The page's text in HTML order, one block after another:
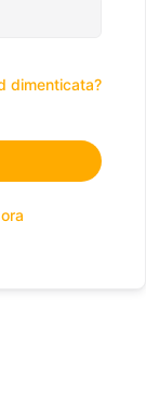
dimenticata?